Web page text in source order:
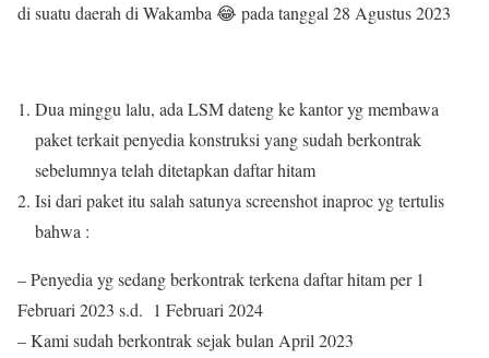
di suatu daerah di Wakamba 😂 pada tanggal 28 Agustus 2023
Dua minggu lalu, ada LSM dateng ke kantor yg membawa
paket terkait penyedia konstruksi yang sudah berkontrak
sebelumnya telah ditetapkan daftar hitam
Isi dari paket itu salah satunya screenshot inaproc yg tertulis
bahwa :
– Penyedia yg sedang berkontrak terkena daftar hitam per 1
Februari 2023 s.d. 1 Februari 2024
– Kami sudah berkontrak sejak bulan April 2023